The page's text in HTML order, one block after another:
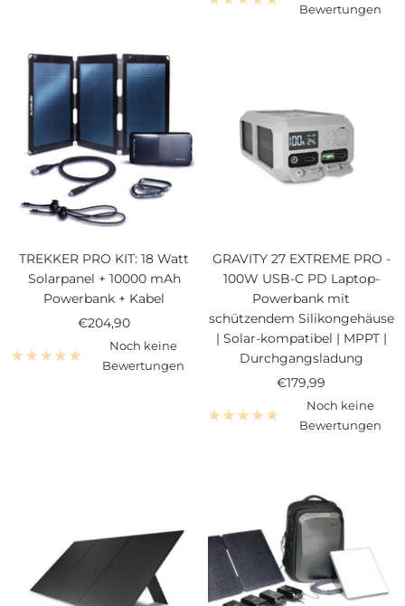
Bewertungen
TREKKER PRO KIT: 18 Watt
Solarpanel + 10000 mAh
Powerbank + Kabel
Angebotspreis
€204,90
Noch keine
Bewertungen
GRAVITY 27 EXTREME PRO -
100W USB-C PD Laptop-
Powerbank mit
schützendem Silikongehäuse
| Solar-kompatibel | MPPT |
Durchgangsladung
Angebotspreis
€179,99
Noch keine
Bewertungen